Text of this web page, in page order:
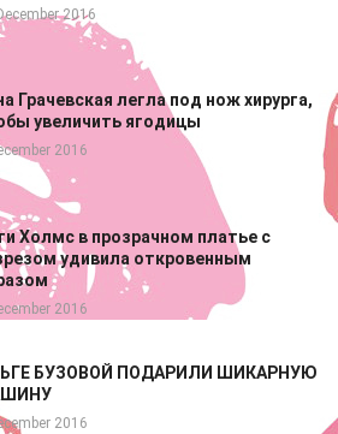
2016
Грачевская легла под нож хирурга,
увеличить ягодицы
2016
Холмс в прозрачном платье с
удивила откровенным
2016
БУЗОВОЙ ПОДАРИЛИ ШИКАРНУЮ
2016